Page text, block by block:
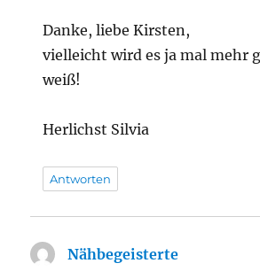
Danke, liebe Kirsten,
vielleicht wird es ja mal mehr
weiß!
Herlichst Silvia
Antworten
Nähbegeisterte